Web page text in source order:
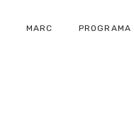
MARC PROGRAMA